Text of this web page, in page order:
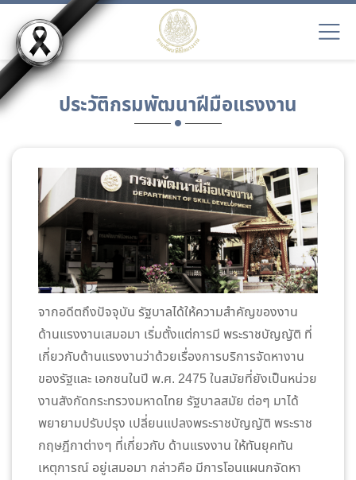
ประวัติกรมพัฒนาฝีมือแรงงาน
จากอดีตถึงปัจจุบัน รัฐบาลได้ให้ความสำคัญของงาน
ด้านแรงงานเสมอมา เริ่มตั้งแต่การมี พระราชบัญญัติ ที่
เกี่ยวกับด้านแรงงานว่าด้วยเรื่องการบริการจัดหางาน
ของรัฐและ เอกชนในปี พ.ศ. 2475 ในสมัยที่ยังเป็นหน่วย
งานสังกัดกระทรวงมหาดไทย รัฐบาลสมัย ต่อๆ มาได้
พยายามปรับปรุง เปลี่ยนแปลงพระราชบัญญัติ พระราช
กฤษฎีกาต่างๆ ที่เกี่ยวกับ ด้านแรงงาน ให้ทันยุคทัน
เหตุการณ์ อยู่เสมอมา กล่าวคือ มีการโอนแผนกจัดหา